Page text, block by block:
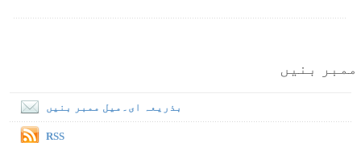
ممبر بنیں
بذریعہ ای۔میل ممبر بنیں
RSS